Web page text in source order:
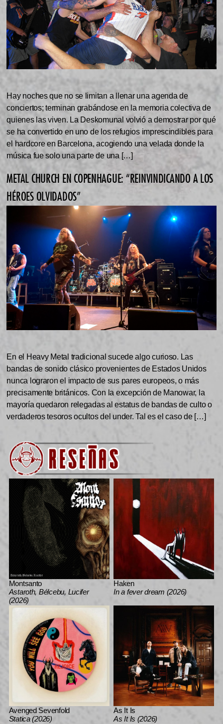
Hay noches que no se limitan a llenar una agenda de
conciertos; terminan grabándose en la memoria colectiva de
quienes las viven. La Deskomunal volvió a demostrar por qué
se ha convertido en uno de los refugios imprescindibles para
el hardcore en Barcelona, acogiendo una velada donde la
música fue solo una parte de una […]
METAL CHURCH EN COPENHAGUE: “REINVINDICANDO A LOS
HÉROES OLVIDADOS”
En el Heavy Metal tradicional sucede algo curioso. Las
bandas de sonido clásico provenientes de Estados Unidos
nunca lograron el impacto de sus pares europeos, o más
precisamente británicos. Con la excepción de Manowar, la
mayoría quedaron relegadas al estatus de bandas de culto o
verdaderos tesoros ocultos del under. Tal es el caso de […]
Montsanto
Astaroth, Bélcebu, Lucifer
(2026)
Haken
In a fever dream (2026)
Avenged Sevenfold
Statica (2026)
As It Is
As It Is (2026)